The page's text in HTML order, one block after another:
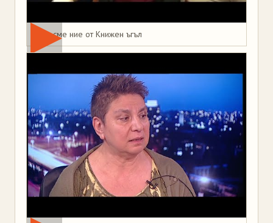
Това сме ние от Книжен ъгъл